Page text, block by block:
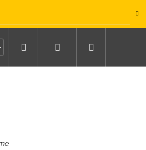
Hledat Přihlášení